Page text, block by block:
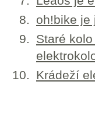
oh!bike je
Staré
Krádeží